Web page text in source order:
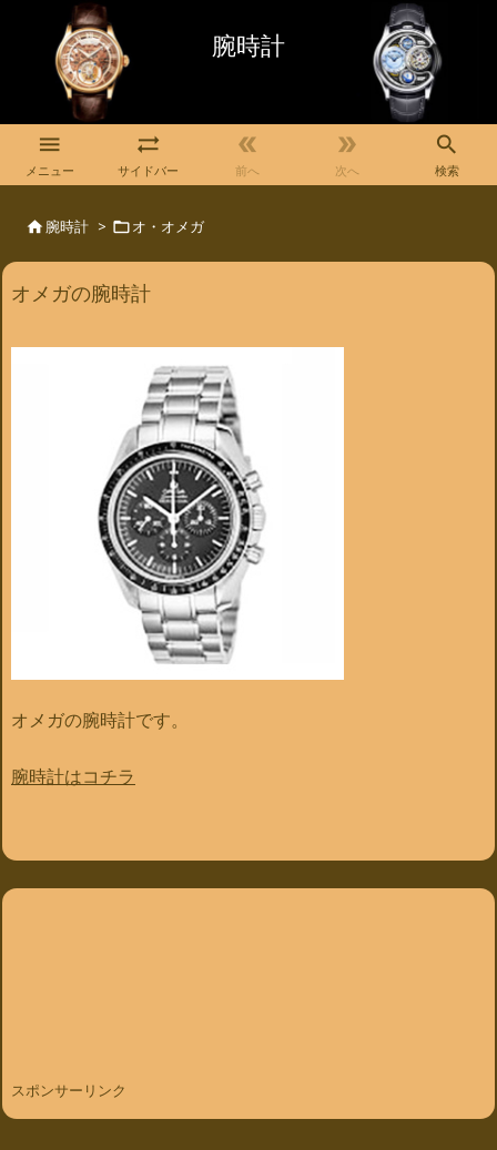
腕時計

メニュー

サイドバー

前へ

次へ

検索
 腕時計 > オ・オメガ
オメガの腕時計
オメガの腕時計です。
腕時計はコチラ
スポンサーリンク